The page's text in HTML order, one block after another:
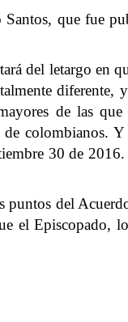
que fue
del letargo en
diferente, y
de las
colombianos.
30 de
puntos del
el Episcopado,